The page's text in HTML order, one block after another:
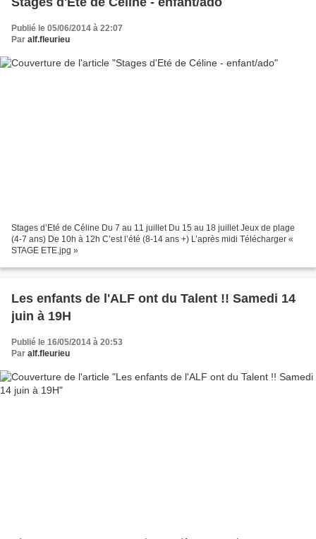
Publié le 05/06/2014 à 22:07
Par alf.fleurieu
Stages d’Eté de Céline Du 7 au 11 juillet Du 15 au 18 juillet Jeux de plage
(4-7 ans) De 10h à 12h C’est l’été (8-14 ans +) L’après midi Télécharger «
STAGE ETE.jpg »
Les enfants de l'ALF ont du Talent !! Samedi 14
juin à 19H
Publié le 16/05/2014 à 20:53
Par alf.fleurieu